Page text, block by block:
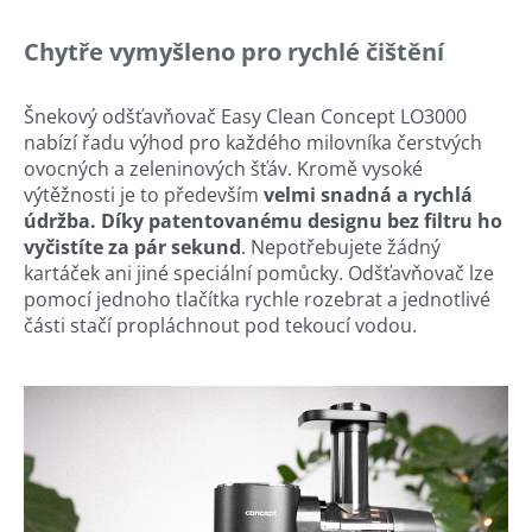
Chytře vymyšleno pro rychlé čištění
Šnekový odšťavňovač Easy Clean Concept LO3000
nabízí řadu výhod pro každého milovníka čerstvých
ovocných a zeleninových šťáv. Kromě vysoké
výtěžnosti je to především velmi snadná a rychlá
údržba. Díky patentovanému designu bez filtru ho
vyčistíte za pár sekund. Nepotřebujete žádný
kartáček ani jiné speciální pomůcky. Odšťavňovač lze
pomocí jednoho tlačítka rychle rozebrat a jednotlivé
části stačí propláchnout pod tekoucí vodou.